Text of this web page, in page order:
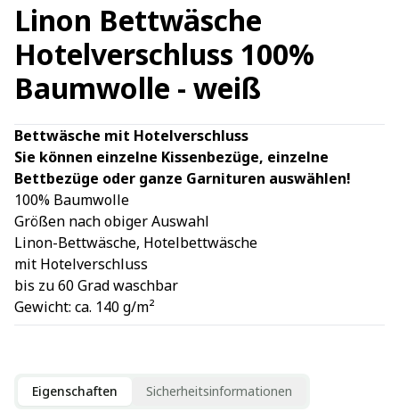
Linon Bettwäsche
Hotelverschluss 100%
Baumwolle - weiß
Bettwäsche mit Hotelverschluss
Sie können einzelne Kissenbezüge, einzelne
Bettbezüge oder ganze Garnituren auswählen!
100% Baumwolle
Größen nach obiger Auswahl
Linon-Bettwäsche, Hotelbettwäsche
mit Hotelverschluss
bis zu 60 Grad waschbar
Gewicht: ca. 140 g/m²
Eigenschaften Sicherheitsinformationen